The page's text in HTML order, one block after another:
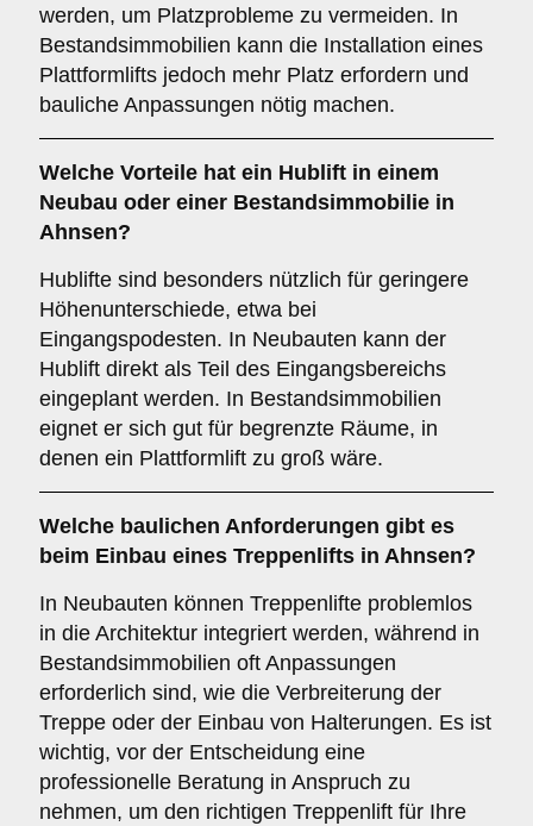
werden, um Platzprobleme zu vermeiden. In
Bestandsimmobilien kann die Installation eines
Plattformlifts jedoch mehr Platz erfordern und
bauliche Anpassungen nötig machen.
Welche Vorteile hat ein Hublift in einem
Neubau oder einer Bestandsimmobilie in
Ahnsen?
Hublifte sind besonders nützlich für geringere
Höhenunterschiede, etwa bei
Eingangspodesten. In Neubauten kann der
Hublift direkt als Teil des Eingangsbereichs
eingeplant werden. In Bestandsimmobilien
eignet er sich gut für begrenzte Räume, in
denen ein Plattformlift zu groß wäre.
Welche baulichen Anforderungen gibt es
beim Einbau eines Treppenlifts in Ahnsen?
In Neubauten können Treppenlifte problemlos
in die Architektur integriert werden, während in
Bestandsimmobilien oft Anpassungen
erforderlich sind, wie die Verbreiterung der
Treppe oder der Einbau von Halterungen. Es ist
wichtig, vor der Entscheidung eine
professionelle Beratung in Anspruch zu
nehmen, um den richtigen Treppenlift für Ihre